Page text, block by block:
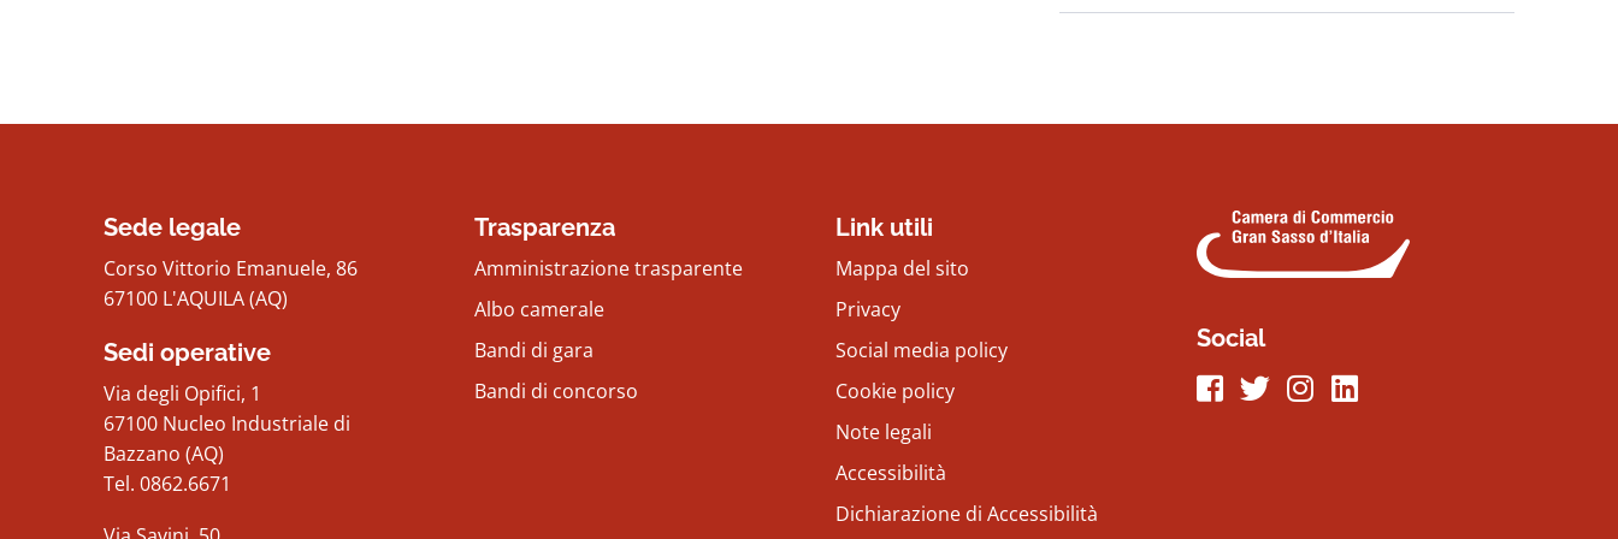
Sede legale
Corso Vittorio Emanuele, 86
67100 L'AQUILA (AQ)
Sedi operative
Via degli Opifici, 1
67100 Nucleo Industriale di
Bazzano (AQ)
Tel. 0862.6671
Trasparenza
Amministrazione trasparente
Albo camerale
Bandi di gara
Bandi di concorso
Link utili
Mappa del sito
Privacy
Social media policy
Cookie policy
Note legali
Accessibilità
Dichiarazione di Accessibilità
Social
Seguici su Facebook
Seguici su Twitter
Seguici su Instagram
Seguici su LinkeIn